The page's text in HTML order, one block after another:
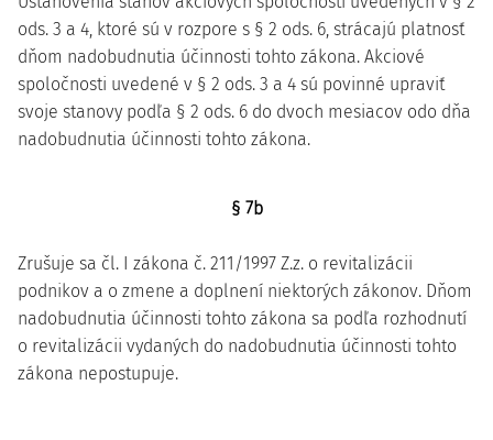
ods. 3 a 4, ktoré sú v rozpore s § 2 ods. 6, strácajú platnosť
dňom nadobudnutia účinnosti tohto zákona. Akciové
spoločnosti uvedené v § 2 ods. 3 a 4 sú povinné upraviť
svoje stanovy podľa § 2 ods. 6 do dvoch mesiacov odo dňa
nadobudnutia účinnosti tohto zákona.
§ 7b
Zrušuje sa čl. I zákona č. 211/1997 Z.z. o revitalizácii
podnikov a o zmene a doplnení niektorých zákonov. Dňom
nadobudnutia účinnosti tohto zákona sa podľa rozhodnutí
o revitalizácii vydaných do nadobudnutia účinnosti tohto
zákona nepostupuje.